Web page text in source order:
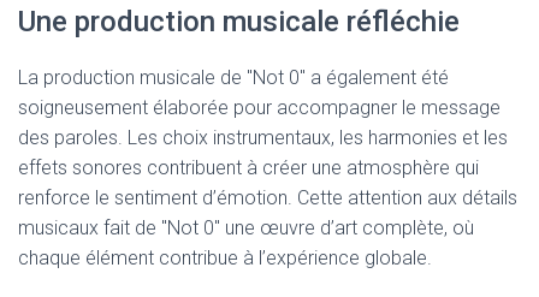
Une production musicale réfléchie
La production musicale de "Not 0" a également été
soigneusement élaborée pour accompagner le message
des paroles. Les choix instrumentaux, les harmonies et les
effets sonores contribuent à créer une atmosphère qui
renforce le sentiment d’émotion. Cette attention aux détails
musicaux fait de "Not 0" une œuvre d’art complète, où
chaque élément contribue à l’expérience globale.